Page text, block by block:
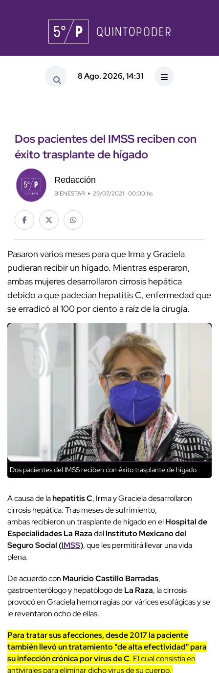
8 Ago. 2026, 14:31
Dos pacientes del IMSS reciben con
éxito trasplante de hígado
Redacción
BIENESTAR 29/07/2021 · 00:00 hs
Pasaron varios meses para que Irma y Graciela
pudieran recibir un hígado. Mientras esperaron,
ambas mujeres desarrollaron cirrosis hepática
debido a que padecían hepatitis C, enfermedad que
se erradicó al 100 por ciento a raíz de la cirugía.
Dos pacientes del IMSS reciben con éxito trasplante de hígado
A causa de lahepatitis C, Irma y Graciela desarrollaron
cirrosis hepática. Tras meses de sufrimiento,
ambas recibieron un trasplante de hígado en elHospital de
Especialidades La RazadelInstituto Mexicano del
Seguro Social (IMSS), que les permitirá llevar una vida
plena.
De acuerdo con Mauricio Castillo Barradas,
gastroenterólogo y hepatólogo deLa Raza, la cirrosis
provocó en Graciela hemorragias por várices esofágicas y se
le reventaron ocho de ellas.
Para tratar sus afecciones, desde 2017 la paciente
también llevó un tratamiento "de alta efectividad" para
su infección crónica por virus de C. El cual consistía en
antivirales para eliminar dicho virus de su cuerpo.